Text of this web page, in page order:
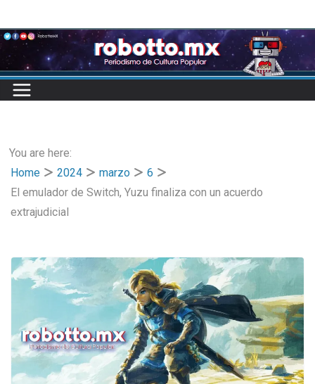
to
content
You are here:
Home
2024 marzo
6
El emulador de Switch, Yuzu finaliza con un acuerdo
extrajudicial